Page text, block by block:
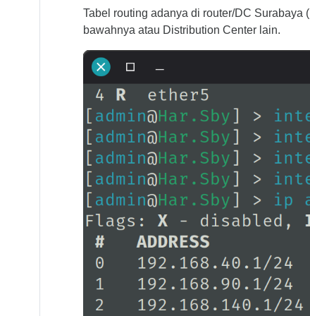
Tabel routing adanya di router/DC Surabaya (
bawahnya atau Distribution Center lain.